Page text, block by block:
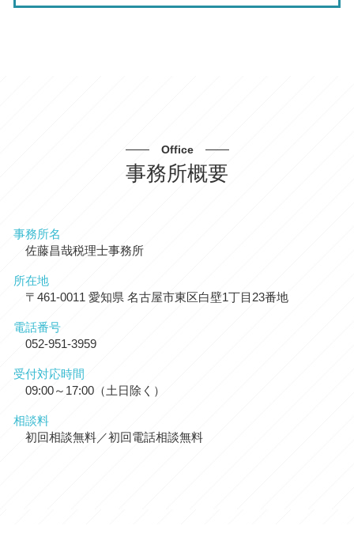
Office
事務所概要
事務所名
佐藤昌哉税理士事務所
所在地
〒461-0011 愛知県 名古屋市東区白壁1丁目23番地
電話番号
052-951-3959
受付対応時間
09:00～17:00（土日除く）
相談料
初回相談無料／初回電話相談無料